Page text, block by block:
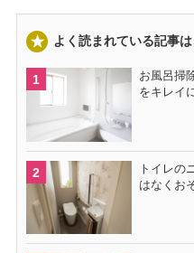
よく読まれている記事
お風呂掃
をキレイ
トイレの
はなくお